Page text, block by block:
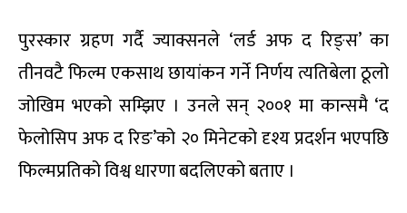
पुरस्कार ग्रहण गर्दै ज्याक्सनले ‘लर्ड अफ द रिङ्स’ का
तीनवटै फिल्म एकसाथ छायांकन गर्ने निर्णय त्यतिबेला ठूलो
जोखिम भएको सम्झिए । उनले सन् २००१ मा कान्समै ‘द
फेलोसिप अफ द रिङ’को २० मिनेटको दृश्य प्रदर्शन भएपछि
फिल्मप्रतिको विश्व धारणा बदलिएको बताए ।